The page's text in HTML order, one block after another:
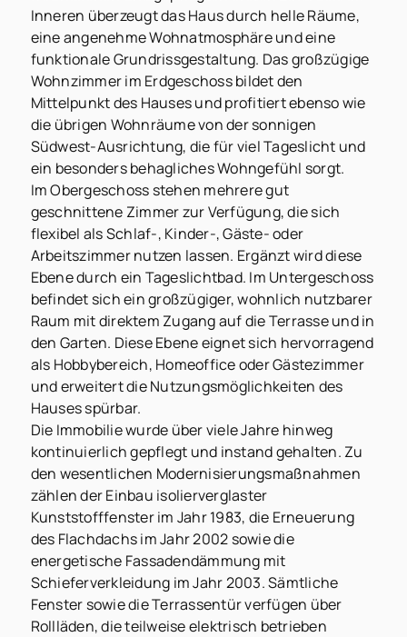
Inneren überzeugt das Haus durch helle Räume,
eine angenehme Wohnatmosphäre und eine
funktionale Grundrissgestaltung. Das großzügige
Wohnzimmer im Erdgeschoss bildet den
Mittelpunkt des Hauses und profitiert ebenso wie
die übrigen Wohnräume von der sonnigen
Südwest-Ausrichtung, die für viel Tageslicht und
ein besonders behagliches Wohngefühl sorgt.
Im Obergeschoss stehen mehrere gut
geschnittene Zimmer zur Verfügung, die sich
flexibel als Schlaf-, Kinder-, Gäste- oder
Arbeitszimmer nutzen lassen. Ergänzt wird diese
Ebene durch ein Tageslichtbad. Im Untergeschoss
befindet sich ein großzügiger, wohnlich nutzbarer
Raum mit direktem Zugang auf die Terrasse und in
den Garten. Diese Ebene eignet sich hervorragend
als Hobbybereich, Homeoffice oder Gästezimmer
und erweitert die Nutzungsmöglichkeiten des
Hauses spürbar.
Die Immobilie wurde über viele Jahre hinweg
kontinuierlich gepflegt und instand gehalten. Zu
den wesentlichen Modernisierungsmaßnahmen
zählen der Einbau isolierverglaster
Kunststofffenster im Jahr 1983, die Erneuerung
des Flachdachs im Jahr 2002 sowie die
energetische Fassadendämmung mit
Schieferverkleidung im Jahr 2003. Sämtliche
Fenster sowie die Terrassentür verfügen über
Rollläden, die teilweise elektrisch betrieben